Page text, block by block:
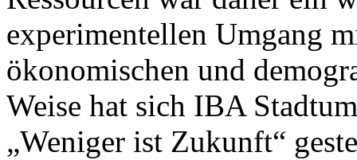
experimentellen Umgang
ökonomischen und
Weise hat sich IBA
„Weniger ist Zukunft“